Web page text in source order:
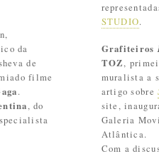
da
de
filme
.
, do
STUDIO.
Grafiteiros
TOZ,
muralista a
artigo sobre
site,
Galeria
Atlântica.
Com a